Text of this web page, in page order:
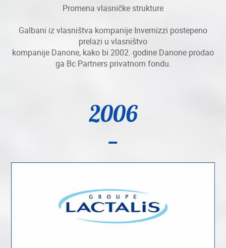
Promena vlasničke strukture
Galbani iz vlasništva kompanije Invernizzi postepeno
prelazi u vlasništvo
kompanije Danone, kako bi 2002. godine Danone prodao
ga Bc Partners privatnom fondu.
2006